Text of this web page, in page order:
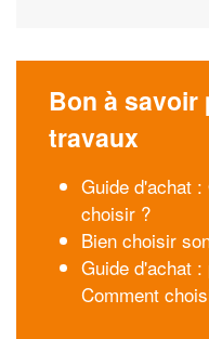
Bon à savoir
travaux
Guide d'achat
choisir ?
Bien choisir
Guide d'achat
Comment